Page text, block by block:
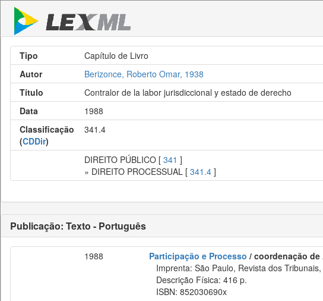
Tipo
Capítulo de Livro
Autor
Berizonce, Roberto Omar, 1938
Título
Contralor de la labor jurisdiccional y estado de derecho
Data
1988
Classificação
(CDDir)
341.4
DIREITO PÚBLICO [ 341 ]
» DIREITO PROCESSUAL [ 341.4 ]
Publicação: Texto - Português
1988 Participação e Processo / coordenação de
Imprenta: São Paulo, Revista dos
Descrição Física: 416 p.
ISBN: 852030690x